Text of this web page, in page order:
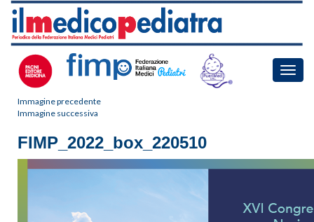
Toggle
Immagine precedente
Immagine successiva
FIMP_2022_box_220510